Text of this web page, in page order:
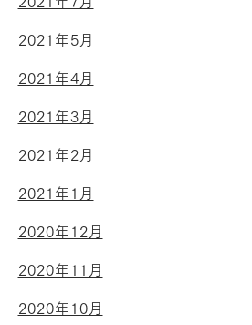
2021年5月
2021年4月
2021年3月
2021年2月
2021年1月
2020年12月
2020年11月
2020年10月